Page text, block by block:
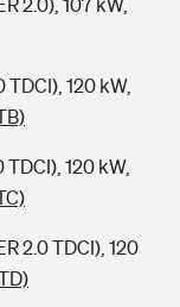
2.0), 107 kW,
120 kW,
120 kW,
2.0 TDCI), 120